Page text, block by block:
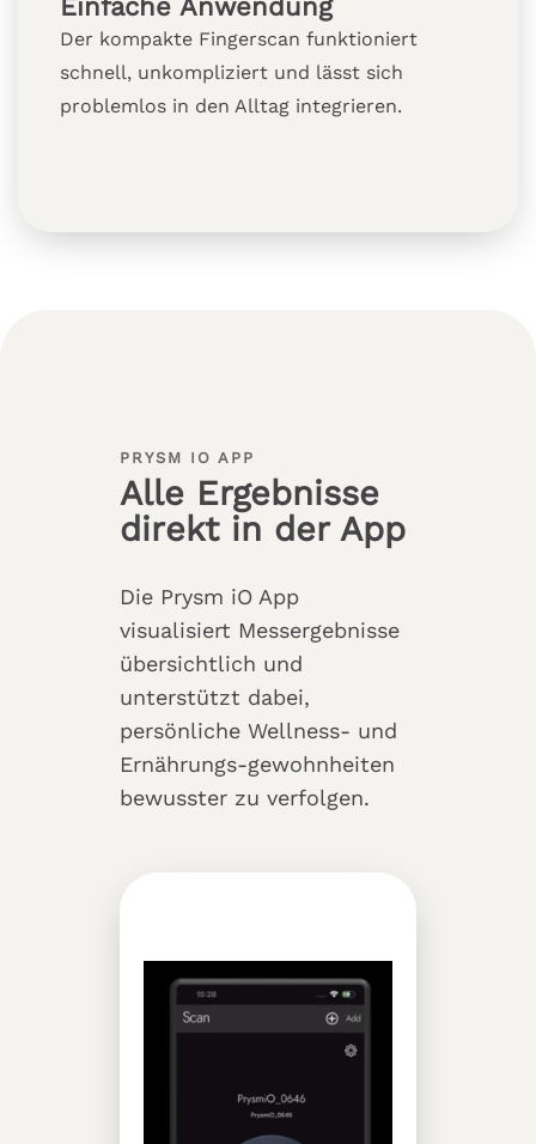
Einfache Anwendung
Der kompakte Fingerscan funktioniert
schnell, unkompliziert und lässt sich
problemlos in den Alltag integrieren.
PRYSM IO APP
Alle Ergebnisse
direkt in der App
Die Prysm iO App
visualisiert Messergebnisse
übersichtlich und
unterstützt dabei,
persönliche Wellness- und
Ernährungs-gewohnheiten
bewusster zu verfolgen.